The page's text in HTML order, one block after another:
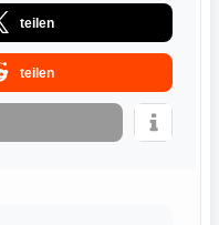
teilen
teilen